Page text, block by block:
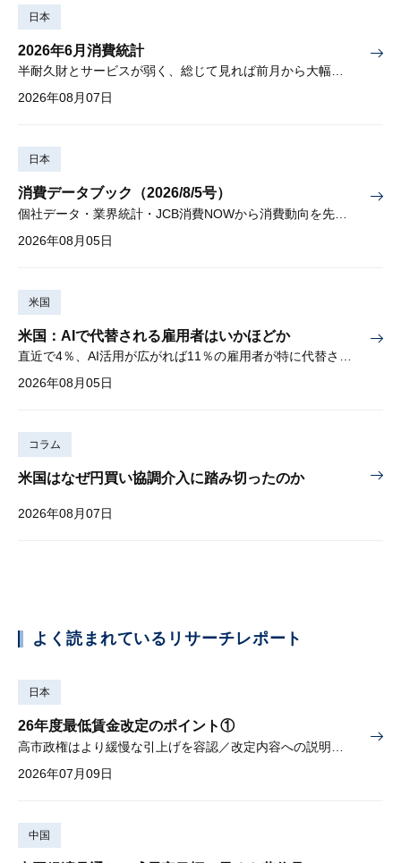
日本
2026年6月消費統計
半耐久財とサービスが弱く、総じて見れば前月から大幅に減少
2026年08月07日
日本
消費データブック（2026/8/5号）
2026年08月05日
米国
米国：AIで代替される雇用者はいかほどか
直近で4％、AI活用が広がれば11％の雇用者が特に代替されやすい
2026年08月05日
コラム
米国はなぜ円買い協調介入に踏み切ったのか
2026年08月07日
よく読まれているリサーチレポート
日本
26年度最低賃金改定のポイント①
2026年07月09日
中国